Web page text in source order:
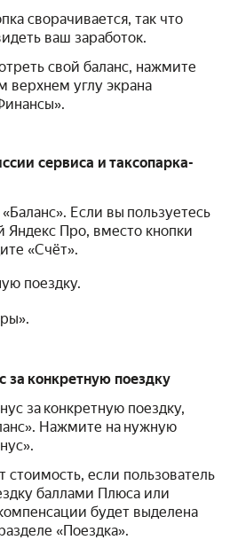
сворачивается, так что
ваш заработок.
свой баланс, нажмите
верхнем углу экрана
сервиса и таксопарка-
Если вы пользуетесь
Яндекс Про, вместо кнопки
«Счёт».
поездку.
за конкретную поездку
за конкретную поездку,
Нажмите на нужную
если пользователь
баллами Плюса или
будет выделена
«Поездка».